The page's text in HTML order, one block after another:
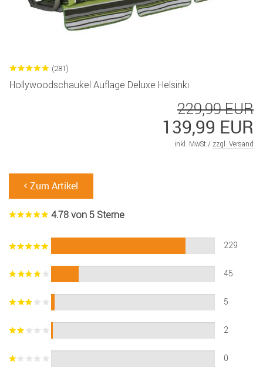
(281)
Hollywoodschaukel Auflage Deluxe Helsinki
229,99 EUR
139,99 EUR
inkl. MwSt / zzgl. Versand
Zum Artikel
4.78 von 5 Sterne
229
45
5
2
0